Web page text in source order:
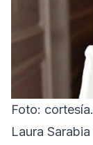
Foto: cortesía.
Laura